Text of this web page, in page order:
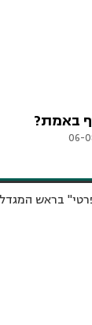
באמת?
06-